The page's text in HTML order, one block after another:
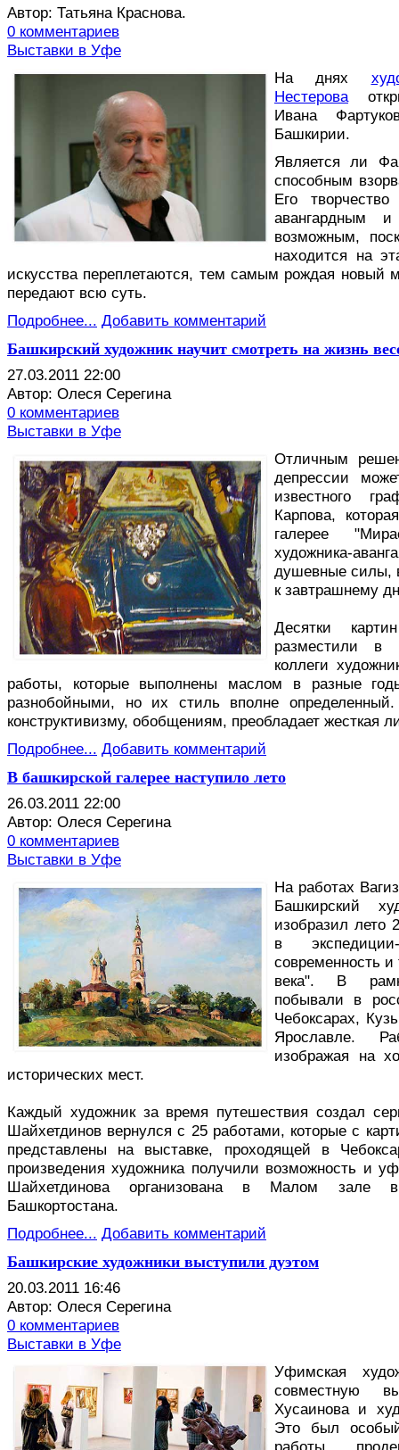
Автор: Татьяна Краснова.
0 комментариев
Выставки в Уфе
На днях
Нестерова
Ивана
Башкирии.
Является ли
способным
Его
авангардным
возможным,
находится на
искусства переплетаются, тем самым рождая новый
передают всю суть.
Подробнее... Добавить комментарий
Башкирский художник научит смотреть на жизнь
27.03.2011 22:00
Автор: Олеся Серегина
0 комментариев
Выставки в Уфе
Отличным
депрессии
известного
Карпова,
галерее
художника-
душевные силы,
к завтрашнему
Десятки
разместили в
коллеги
работы, которые выполнены маслом в разные
разнобойными, но их стиль вполне
конструктивизму, обобщениям, преобладает жесткая
Подробнее... Добавить комментарий
В башкирской галерее наступило лето
26.03.2011 22:00
Автор: Олеся Серегина
0 комментариев
Выставки в Уфе
На работах
Башкирский
изобразил лето
в экспедиции-
современность
века". В
побывали в
Чебоксарах,
Ярославле.
изображая на
исторических мест.
Каждый художник за время путешествия создал
Шайхетдинов вернулся с 25 работами, которые с
представлены на выставке, проходящей в
произведения художника получили возможность и
Шайхетдинова организована в Малом зале
Башкортостана.
Подробнее... Добавить комментарий
Башкирские художники выступили дуэтом
20.03.2011 16:46
Автор: Олеся Серегина
0 комментариев
Выставки в Уфе
Уфимская
совместную
Хусаинова и
Это был